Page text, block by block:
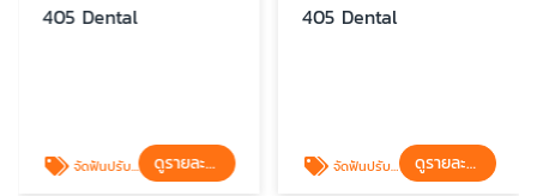
405 Dental
จัดฟันปรับโครงหน้า ดูรายละเอียด
405 Dental
จัดฟันปรับโครงหน้า ดูรายละเอียด